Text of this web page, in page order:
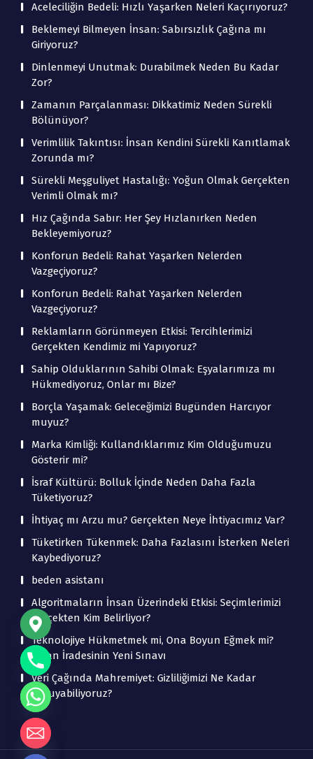
Aceleciliğin Bedeli: Hızlı Yaşarken Neleri Kaçırıyoruz?
Beklemeyi Bilmeyen İnsan: Sabırsızlık Çağına mı
Giriyoruz?
Dinlenmeyi Unutmak: Durabilmek Neden Bu Kadar
Zor?
Zamanın Parçalanması: Dikkatimiz Neden Sürekli
Bölünüyor?
Verimlilik Takıntısı: İnsan Kendini Sürekli Kanıtlamak
Zorunda mı?
Sürekli Meşguliyet Hastalığı: Yoğun Olmak Gerçekten
Verimli Olmak mı?
Hız Çağında Sabır: Her Şey Hızlanırken Neden
Bekleyemiyoruz?
Konforun Bedeli: Rahat Yaşarken Nelerden
Vazgeçiyoruz?
Konforun Bedeli: Rahat Yaşarken Nelerden
Vazgeçiyoruz?
Reklamların Görünmeyen Etkisi: Tercihlerimizi
Gerçekten Kendimiz mi Yapıyoruz?
Sahip Olduklarının Sahibi Olmak: Eşyalarımıza mı
Hükmediyoruz, Onlar mı Bize?
Borçla Yaşamak: Geleceğimizi Bugünden Harcıyor
muyuz?
Marka Kimliği: Kullandıklarımız Kim Olduğumuzu
Gösterir mi?
İsraf Kültürü: Bolluk İçinde Neden Daha Fazla
Tüketiyoruz?
İhtiyaç mı Arzu mu? Gerçekten Neye İhtiyacımız Var?
Tüketirken Tükenmek: Daha Fazlasını İsterken Neleri
Kaybediyoruz?
beden asistanı
Algoritmaların İnsan Üzerindeki Etkisi: Seçimlerimizi
Gerçekten Kim Belirliyor?
Teknolojiye Hükmetmek mi, Ona Boyun Eğmek mi?
İnsan İradesinin Yeni Sınavı
Veri Çağında Mahremiyet: Gizliliğimizi Ne Kadar
Koruyabiliyoruz?
chaty